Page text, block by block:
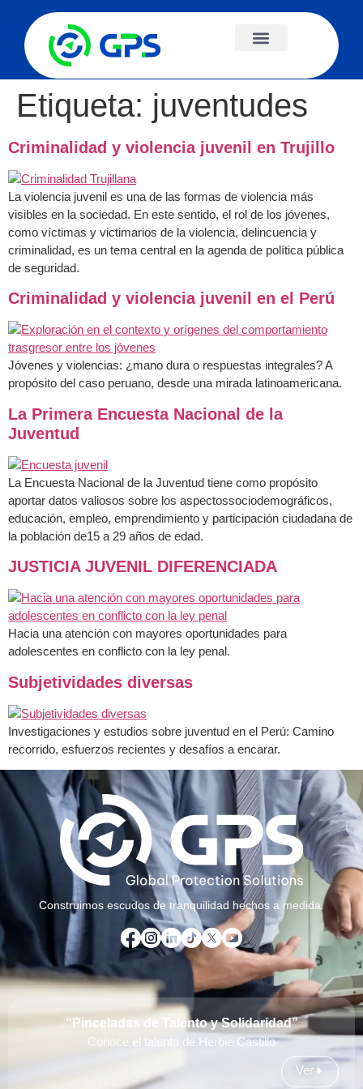
Etiqueta: juventudes
Criminalidad y violencia juvenil en Trujillo
La violencia juvenil es una de las formas de violencia más
visibles en la sociedad. En este sentido, el rol de los jóvenes,
como víctimas y victimarios de la violencia, delincuencia y
criminalidad, es un tema central en la agenda de política pública
de seguridad.
Criminalidad y violencia juvenil en el Perú
Jóvenes y violencias: ¿mano dura o respuestas integrales? A
propósito del caso peruano, desde una mirada latinoamericana.
La Primera Encuesta Nacional de la
Juventud
La Encuesta Nacional de la Juventud tiene como propósito
aportar datos valiosos sobre los aspectossociodemográficos,
educación, empleo, emprendimiento y participación ciudadana de
la población de15 a 29 años de edad.
JUSTICIA JUVENIL DIFERENCIADA
Hacia una atención con mayores oportunidades para
adolescentes en conflicto con la ley penal.
Subjetividades diversas
Investigaciones y estudios sobre juventud en el Perú: Camino
recorrido, esfuerzos recientes y desafíos a encarar.
Construimos escudos de tranquilidad hechos a medida.
“Pinceladas de Talento y Solidaridad”
Conoce el talento de Herbie Castillo
Ver